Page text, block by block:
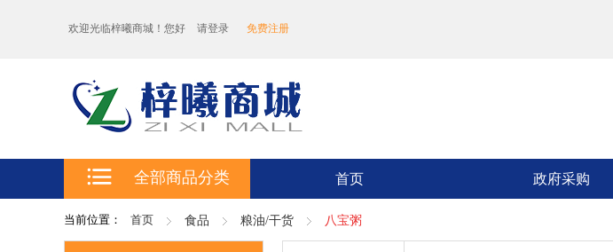
欢迎光临梓曦商城！您好 请登录 免费注册
全部商品分类 首页 政府采购
当前位置： 首页 食品 粮油/干货 八宝粥